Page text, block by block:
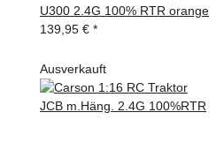
U300 2.4G 100% RTR orange
139,95 € *
Ausverkauft